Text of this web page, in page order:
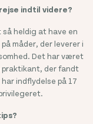
indtil videre?
heldig at have en
måder, der leverer i
Det har været
praktikant, der fandt
indflydelse på 17